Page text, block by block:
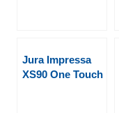
Jura Impressa
XS90 One Touch